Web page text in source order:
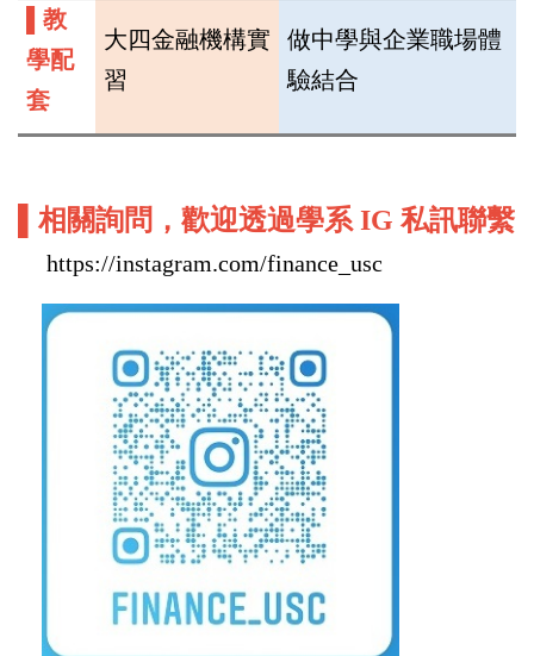
教
學配
套
大四金融機構實
習
做中學與企業職場體
驗結合
▌相關詢問，歡迎透過學系 IG 私訊聯繫
https://instagram.com/finance_usc